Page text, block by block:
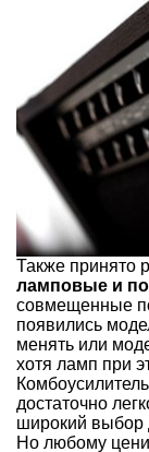
Также принято
ламповые и
совмещенные
появились
менять или
хотя ламп при
достаточно
широкий выбор
Но любому